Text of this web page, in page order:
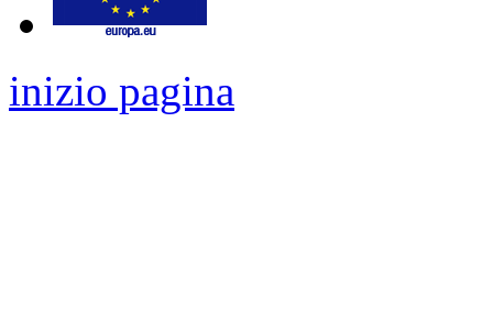
inizio pagina